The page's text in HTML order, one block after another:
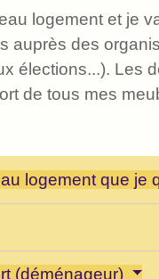
logement et je
auprès des
élections...). Les
de tous mes
logement que je
(déménageur)